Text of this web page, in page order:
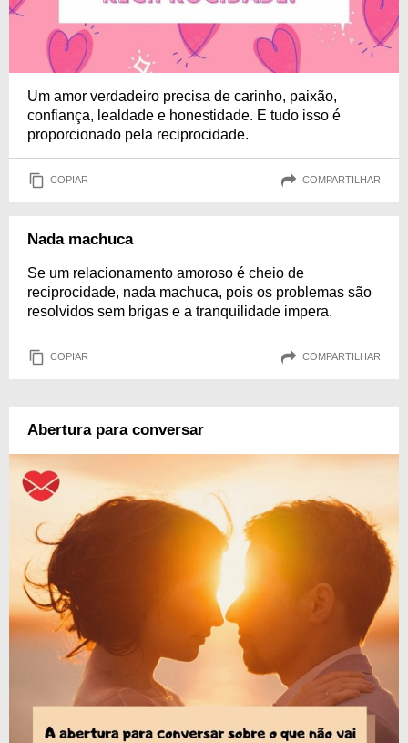
Um amor verdadeiro precisa de carinho, paixão,
confiança, lealdade e honestidade. E tudo isso é
proporcionado pela reciprocidade.
COPIAR COMPARTILHAR
Nada machuca
Se um relacionamento amoroso é cheio de
reciprocidade, nada machuca, pois os problemas são
resolvidos sem brigas e a tranquilidade impera.
COPIAR COMPARTILHAR
Abertura para conversar